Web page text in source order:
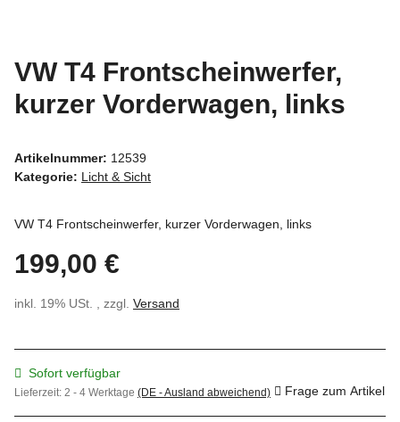
VW T4 Frontscheinwerfer,
kurzer Vorderwagen, links
Artikelnummer: 12539
Kategorie: Licht & Sicht
VW T4 Frontscheinwerfer, kurzer Vorderwagen, links
199,00 €
inkl. 19% USt. , zzgl. Versand
Sofort verfügbar
Lieferzeit: 2 - 4 Werktage (DE - Ausland abweichend) Frage zum Artikel